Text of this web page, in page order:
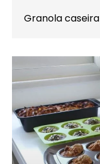
Granola caseira